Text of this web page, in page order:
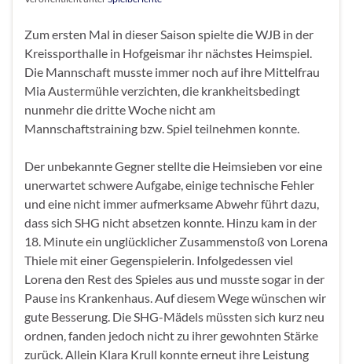
Zum ersten Mal in dieser Saison spielte die WJB in der
Kreissporthalle in Hofgeismar ihr nächstes Heimspiel.
Die Mannschaft musste immer noch auf ihre Mittelfrau
Mia Austermühle verzichten, die krankheitsbedingt
nunmehr die dritte Woche nicht am
Mannschaftstraining bzw. Spiel teilnehmen konnte.
Der unbekannte Gegner stellte die Heimsieben vor eine
unerwartet schwere Aufgabe, einige technische Fehler
und eine nicht immer aufmerksame Abwehr führt dazu,
dass sich SHG nicht absetzen konnte. Hinzu kam in der
18. Minute ein unglücklicher Zusammenstoß von Lorena
Thiele mit einer Gegenspielerin. Infolgedessen viel
Lorena den Rest des Spieles aus und musste sogar in der
Pause ins Krankenhaus. Auf diesem Wege wünschen wir
gute Besserung. Die SHG-Mädels müssten sich kurz neu
ordnen, fanden jedoch nicht zu ihrer gewohnten Stärke
zurück. Allein Klara Krull konnte erneut ihre Leistung